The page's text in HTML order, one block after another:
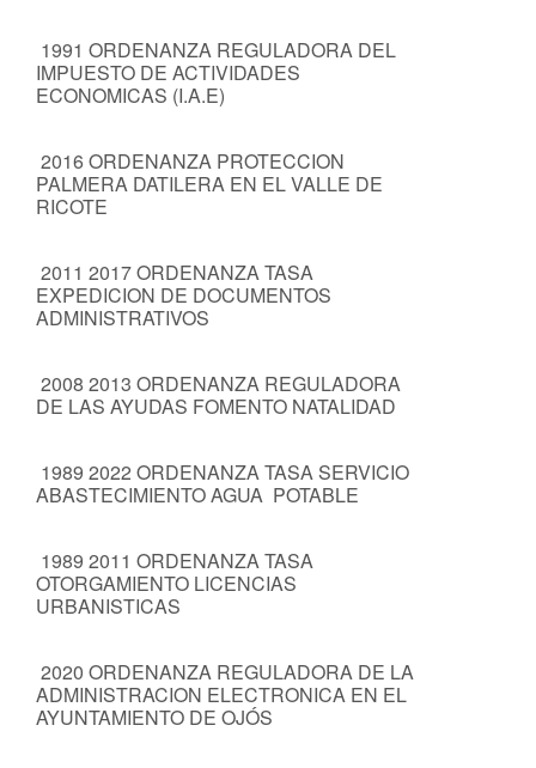
1991 ORDENANZA REGULADORA DEL
IMPUESTO DE ACTIVIDADES
ECONOMICAS (I.A.E)
2016 ORDENANZA PROTECCION
PALMERA DATILERA EN EL VALLE DE
RICOTE
2011 2017 ORDENANZA TASA
EXPEDICION DE DOCUMENTOS
ADMINISTRATIVOS
2008 2013 ORDENANZA REGULADORA
DE LAS AYUDAS FOMENTO NATALIDAD
1989 2022 ORDENANZA TASA SERVICIO
ABASTECIMIENTO AGUA POTABLE
1989 2011 ORDENANZA TASA
OTORGAMIENTO LICENCIAS
URBANISTICAS
2020 ORDENANZA REGULADORA DE LA
ADMINISTRACION ELECTRONICA EN EL
AYUNTAMIENTO DE OJÓS